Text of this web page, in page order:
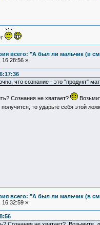
всего: "А был ли мальчик (в
16:28:56 »
что сознание - это "продукт"
Сознания не хватает?
то ударьте себя этой
всего: "А был ли мальчик (в
16:32:59 »